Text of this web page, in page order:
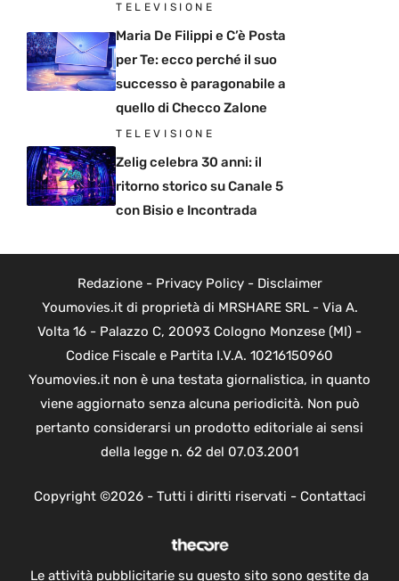
TELEVISIONE
Maria De Filippi e C’è Posta
per Te: ecco perché il suo
successo è paragonabile a
quello di Checco Zalone
TELEVISIONE
Zelig celebra 30 anni: il
ritorno storico su Canale 5
con Bisio e Incontrada
Redazione- Privacy Policy- Disclaimer
Youmovies.it di proprietà di MRSHARE SRL - Via A.
Volta 16 - Palazzo C, 20093 Cologno Monzese (MI) -
Codice Fiscale e Partita I.V.A. 10216150960
Youmovies.it non è una testata giornalistica, in quanto
viene aggiornato senza alcuna periodicità. Non può
pertanto considerarsi un prodotto editoriale ai sensi
della legge n. 62 del 07.03.2001
Copyright ©2026 - Tutti i diritti riservati - Contattaci
Le attività pubblicitarie su questo sito sono gestite da